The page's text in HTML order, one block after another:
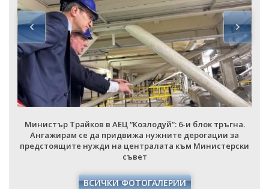
Министър Трайков в АЕЦ “Козлодуй”: 6-и блок тръгна.
Ангажирам се да придвижа нужните дерогации за
предстоящите нужди на централата към Министерски
съвет
ВСИЧКИ ФОТОГАЛЕРИИ